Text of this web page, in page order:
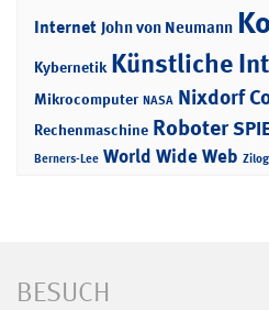
Internet John von Neumann
Kybernetik Künstliche
Mikrocomputer NASA Nixdorf
Rechenmaschine Roboter
Berners-Lee World Wide Web
BESUCH